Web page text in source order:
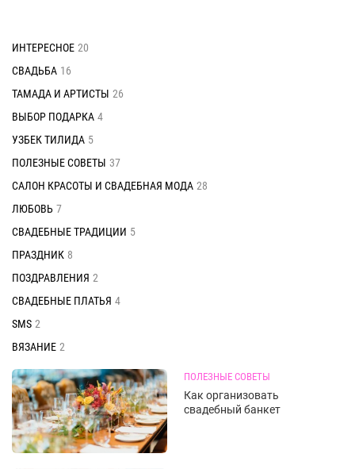
ИНТЕРЕСНОЕ 20
СВАДЬБА 16
ТАМАДА И АРТИСТЫ 26
ВЫБОР ПОДАРКА 4
УЗБЕК ТИЛИДА 5
ПОЛЕЗНЫЕ СОВЕТЫ 37
САЛОН КРАСОТЫ И СВАДЕБНАЯ МОДА 28
ЛЮБОВЬ 7
СВАДЕБНЫЕ ТРАДИЦИИ 5
ПРАЗДНИК 8
ПОЗДРАВЛЕНИЯ 2
СВАДЕБНЫЕ ПЛАТЬЯ 4
SMS 2
ВЯЗАНИЕ 2
ПОЛЕЗНЫЕ СОВЕТЫ
Как организовать
свадебный банкет